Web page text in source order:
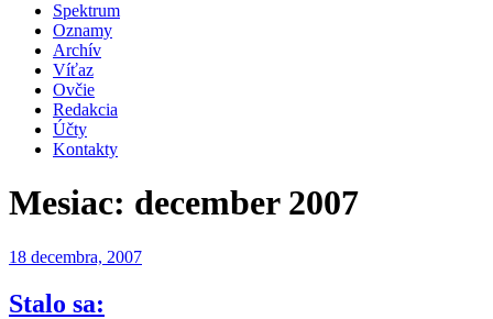
Spektrum
Oznamy
Archív
Víťaz
Ovčie
Redakcia
Účty
Kontakty
Mesiac: december 2007
Publikované
18 decembra, 2007
Stalo sa: